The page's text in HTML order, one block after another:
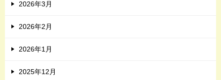
2026年3月
2026年2月
2026年1月
2025年12月